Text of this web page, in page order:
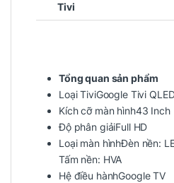
Tivi
Tổng quan sản phẩm
Loại TiviGoogle Tivi
Kích cỡ màn hình43 Inch
Độ phân giảiFull HD
Loại màn hìnhĐèn nền:
Tấm nền: HVA
Hệ điều hànhGoogle TV